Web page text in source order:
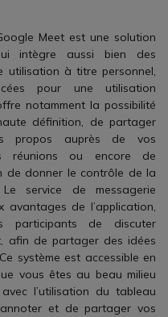
Meet est une solution
intègre aussi bien des
utilisation à titre personnel,
pour une utilisation
notamment la possibilité
définition, de partager
propos auprès de vos
réunions ou encore de
de donner le contrôle de la
service de messagerie
avantages de l’application,
participants de discuter
afin de partager des idées
système est accessible en
vous êtes au beau milieu
l’utilisation du tableau
et de partager vos